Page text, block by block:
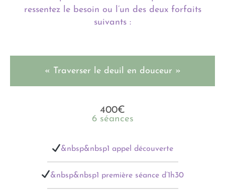
ressentez le besoin ou l’un des deux forfaits
suivants :
« Traverser le deuil en douceur »
400€
6 séances
&nbsp&nbsp1 appel découverte
&nbsp&nbsp1 première séance d’1h30